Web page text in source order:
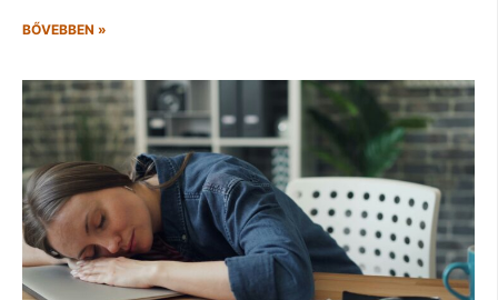
BŐVEBBEN »